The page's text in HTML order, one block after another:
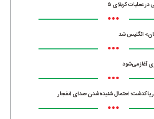
عملیات کربلای ۵
•••
انگلیس شد
•••
آغاز می‌شود
•••
پاکدشت؛ احتمال شنیده‌شدن صدای انفجار
•••